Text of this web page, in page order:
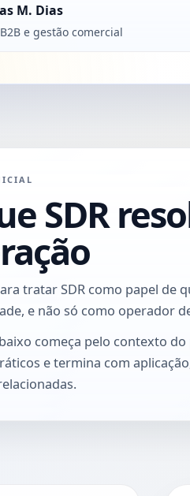
M. Dias
e gestão comercial
SDR
tratar SDR como papel de
e não só como operador
começa pelo contexto
e termina com